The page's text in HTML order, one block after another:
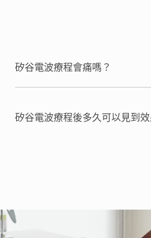
矽谷電波療程會痛嗎？
矽谷電波療程後多久可以見到效